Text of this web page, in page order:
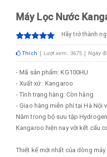
Máy Lọc Nước
Hãy trở thành
Thích Lượt xem: 3675 Ngày
- Mã sản phẩm: KG100HU
- Xuất xứ : Kangaroo
- Tình trạng hàng: Còn hàng
- Giao hàng miễn phí tại Hà Nội
Nằm trong bộ sưu tập
Kangaroo hiện nay với kết cấu
Thiết kế mới nhất của dòng